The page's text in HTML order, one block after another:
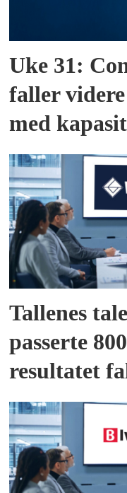
Uke 31:
faller
med
Tallenes
passerte
resultatet